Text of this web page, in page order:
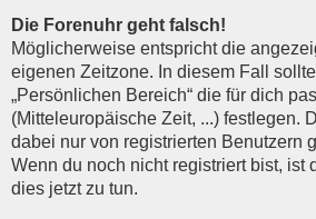
Die Forenuhr geht falsch!
Möglicherweise entspricht die
eigenen Zeitzone. In diesem Fall
„Persönlichen Bereich“ die für dich
(Mitteleuropäische Zeit, ...) festlegen.
dabei nur von registrierten Benutzern
Wenn du noch nicht registriert bist, ist
dies jetzt zu tun.